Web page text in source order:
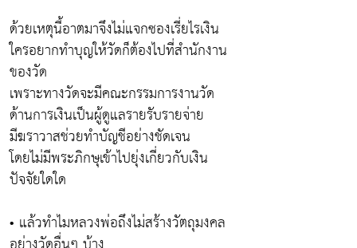
ด้วยเหตุนี้อาตมาจึงไม่แจกซองเรี่ยไรเงิน
ใครอยากทำบุญให้วัดก็ต้องไปที่สำนักงาน
ของวัด
เพราะทางวัดจะมีคณะกรรมการงานวัด
ด้านการเงินเป็นผู้ดูแลรายรับรายจ่าย
มีฆราวาสช่วยทำบัญชีอย่างชัดเจน
โดยไม่มีพระภิกษุเข้าไปยุ่งเกี่ยวกับเงิน
ปัจจัยใดใด
• แล้วทำไมหลวงพ่อถึงไม่สร้างวัตถุมงคล